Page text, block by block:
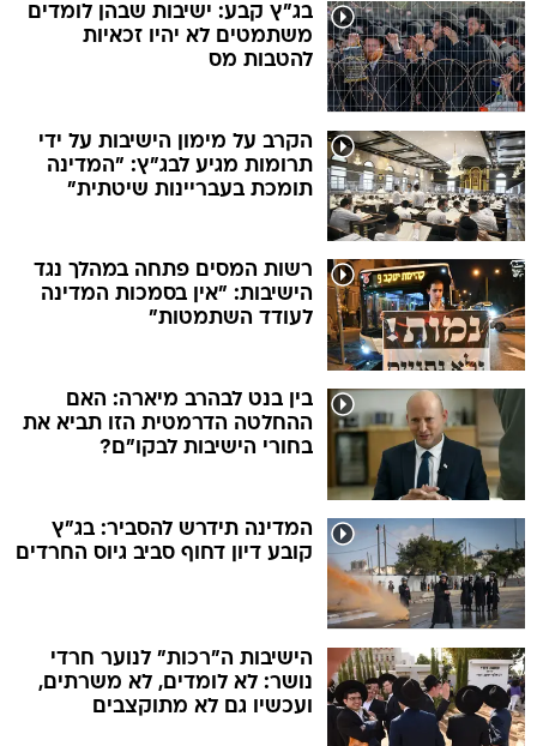
בג"ץ קבע: ישיבות שבהן לומדים
משתמטים לא יהיו זכאיות
להטבות מס
הקרב על מימון הישיבות על ידי
תרומות מגיע לבג"ץ: "המדינה
תומכת בעבריינות שיטתית"
רשות המסים פתחה במהלך נגד
הישיבות: "אין בסמכות המדינה
לעודד השתמטות"
בין בנט לבהרב מיארה: האם
ההחלטה הדרמטית הזו תביא את
בחורי הישיבות לבקו"ם?
המדינה תידרש להסביר: בג"ץ
קובע דיון דחוף סביב גיוס החרדים
הישיבות ה"רכות" לנוער חרדי
נושר: לא לומדים, לא משרתים,
ועכשיו גם לא מתוקצבים